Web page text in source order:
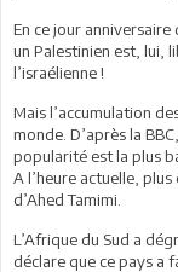
En ce jour anniversaire
un Palestinien est, lui,
l’israélienne !
Mais l’accumulation
monde. D’après la
popularité est la plus
A l’heure actuelle,
d’Ahed Tamimi.
L’Afrique du Sud a
déclare que ce pays a